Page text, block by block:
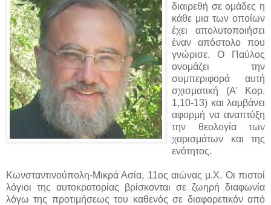
διαιρεθή σε ομάδες η
κάθε μια των οποίων
έχει απολυτοποιήσει
έναν απόστολο που
γνώρισε. Ο Παύλος
ονομάζει την
συμπεριφορά αυτή
σχισματική (Α' Κορ.
1,10-13) και λαμβάνει
αφορμή να αναπτύξη
την θεολογία των
χαρισμάτων και της
ενότητος.
Κωνσταντινούπολη-Μικρά Ασία, 11ος αιώνας μ.Χ. Οι πιστοί
λόγιοι της αυτοκρατορίας βρίσκονται σε ζωηρή διαφωνία
λόγω της προτιμήσεως του καθενός σε διαφορετικόν από